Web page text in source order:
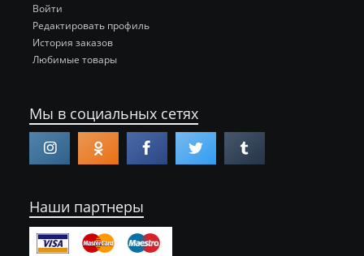
Войти
Редактировать профиль
История заказов
Любимые товары
Мы в социальных сетях
Наши партнеры